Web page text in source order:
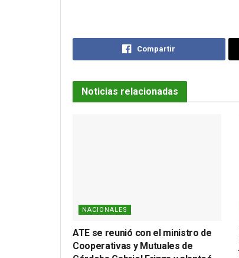
Compartir
Noticias relacionadas
NACIONALES
ATE se reunió con el ministro de
Cooperativas y Mutuales de